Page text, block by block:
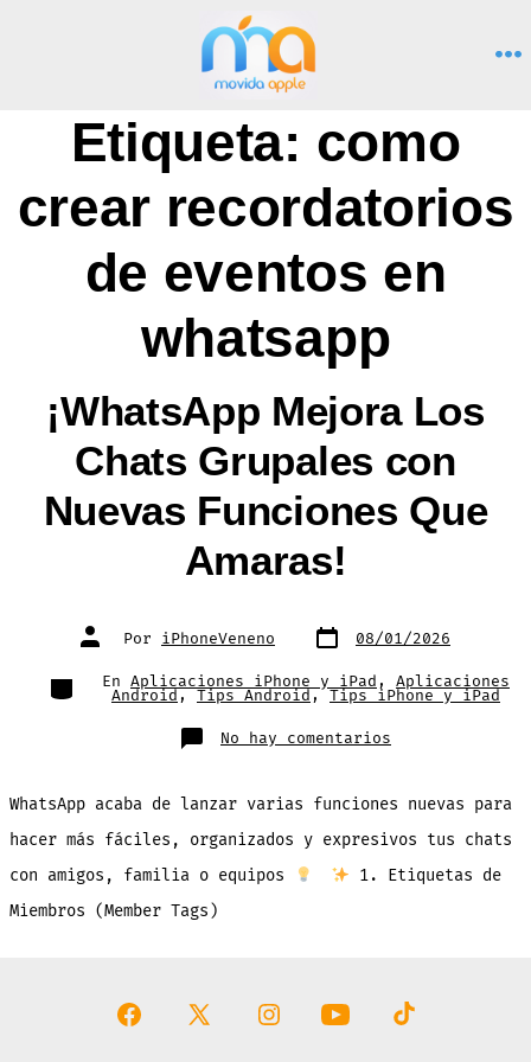
Etiqueta: como
crear recordatorios
de eventos en
whatsapp
¡WhatsApp Mejora Los
Chats Grupales con
Nuevas Funciones Que
Amaras!
Autor
de
entrada
Por iPhoneVeneno Fecha
de 08/01/2026
Categorías
En Aplicaciones iPhone y iPad , Aplicaciones
Android , Tips Android , Tips iPhone y iPad
No hay comentarios
¡WhatsApp
Grupales
Nuevas
Funciones
Que
Amaras!
WhatsApp acaba de lanzar varias funciones nuevas para
hacer más fáciles, organizados y expresivos tus chats
con amigos, familia o equipos
1. Etiquetas de
Miembros (Member Tags)
Abrir
Abrir
Abrir
Abrir
Abrir